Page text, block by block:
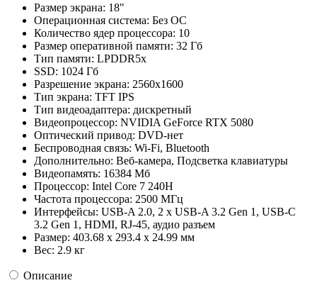
Размер экрана: 18"
Операционная система: Без ОС
Количество ядер процессора: 10
Размер оперативной памяти: 32 Гб
Тип памяти: LPDDR5x
SSD: 1024 Гб
Разрешение экрана: 2560x1600
Тип экрана: TFT IPS
Тип видеоадаптера: дискретный
Видеопроцессор: NVIDIA GeForce RTX 5080
Оптический привод: DVD-нет
Беспроводная связь: Wi-Fi, Bluetooth
Дополнительно: Веб-камера, Подсветка клавиатуры
Видеопамять: 16384 Мб
Процессор: Intel Core 7 240H
Частота процессора: 2500 МГц
Интерфейсы: USB-A 2.0, 2 x USB-A 3.2 Gen 1, USB-C
3.2 Gen 1, HDMI, RJ-45, аудио разъем
Размер: 403.68 x 293.4 x 24.99 мм
Вес: 2.9 кг
Описание